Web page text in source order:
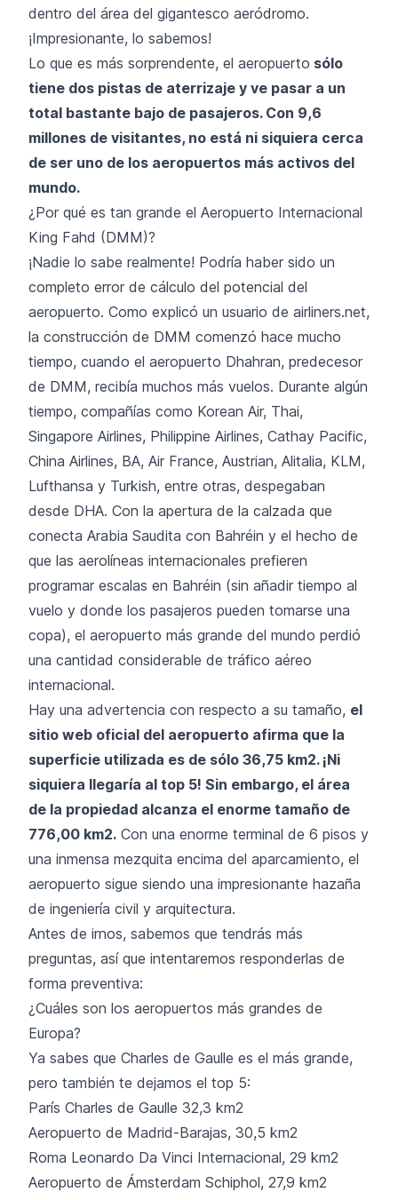
dentro del área del gigantesco aeródromo.
¡Impresionante, lo sabemos!
Lo que es más sorprendente, el aeropuerto sólo
tiene dos pistas de aterrizaje y ve pasar a un
total bastante bajo de pasajeros. Con 9,6
millones de visitantes, no está ni siquiera cerca
de ser uno de los aeropuertos más activos del
mundo.
¿Por qué es tan grande el Aeropuerto Internacional
King Fahd (DMM)?
¡Nadie lo sabe realmente! Podría haber sido un
completo error de cálculo del potencial del
aeropuerto. Como explicó un usuario de airliners.net,
la construcción de DMM comenzó hace mucho
tiempo, cuando el aeropuerto Dhahran, predecesor
de DMM, recibía muchos más vuelos. Durante algún
tiempo, compañías como Korean Air, Thai,
Singapore Airlines, Philippine Airlines, Cathay Pacific,
China Airlines, BA, Air France, Austrian, Alitalia, KLM,
Lufthansa y Turkish, entre otras, despegaban
desde DHA. Con la apertura de la calzada que
conecta Arabia Saudita con Bahréin y el hecho de
que las aerolíneas internacionales prefieren
programar escalas en Bahréin (sin añadir tiempo al
vuelo y donde los pasajeros pueden tomarse una
copa), el aeropuerto más grande del mundo perdió
una cantidad considerable de tráfico aéreo
internacional.
Hay una advertencia con respecto a su tamaño, el
sitio web oficial del aeropuerto afirma que la
superficie utilizada es de sólo 36,75 km2. ¡Ni
siquiera llegaría al top 5! Sin embargo, el área
de la propiedad alcanza el enorme tamaño de
776,00 km2. Con una enorme terminal de 6 pisos y
una inmensa mezquita encima del aparcamiento, el
aeropuerto sigue siendo una impresionante hazaña
de ingeniería civil y arquitectura.
Antes de irnos, sabemos que tendrás más
preguntas, así que intentaremos responderlas de
forma preventiva:
¿Cuáles son los aeropuertos más grandes de
Europa?
Ya sabes que Charles de Gaulle es el más grande,
pero también te dejamos el top 5:
París Charles de Gaulle 32,3 km2
Aeropuerto de Madrid-Barajas, 30,5 km2
Roma Leonardo Da Vinci Internacional, 29 km2
Aeropuerto de Ámsterdam Schiphol, 27,9 km2